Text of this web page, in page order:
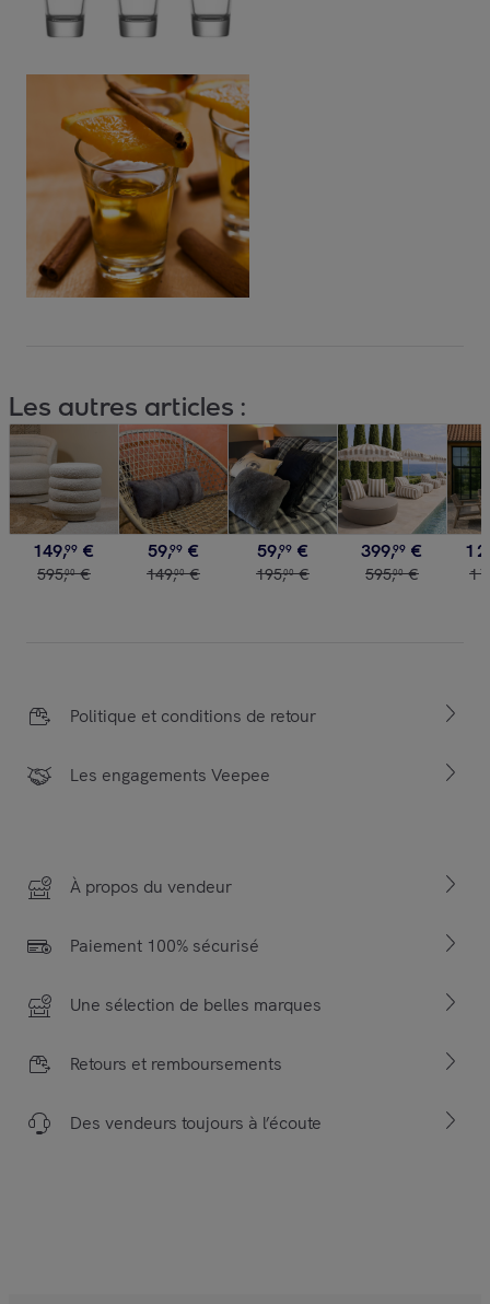
Les autres articles :
149,99 €
595,00 €
59,99 €
149,00 €
59,99 €
195,00 €
399,99 €
595,00 €
1
1
Politique et conditions de retour
Les engagements Veepee
À propos du vendeur
Paiement 100% sécurisé
Une sélection de belles marques
Retours et remboursements
Des vendeurs toujours à l’écoute